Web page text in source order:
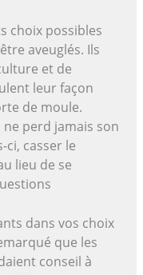
choix possibles
aveuglés. Ils
et de
leur façon
de moule.
perd jamais son
ci, casser le
lieu de se
dans vos choix
que les
conseil à